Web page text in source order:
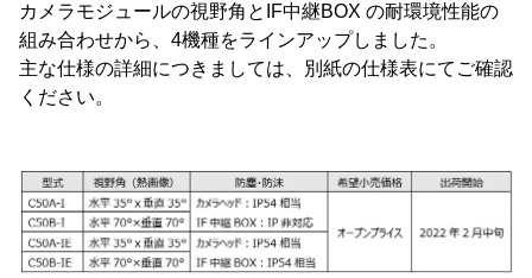
カメラモジュールの視野角とIF中継BOX の耐環境性能の
組み合わせから、4機種をラインアップしました。
主な仕様の詳細につきましては、別紙の仕様表にてご確認
ください。